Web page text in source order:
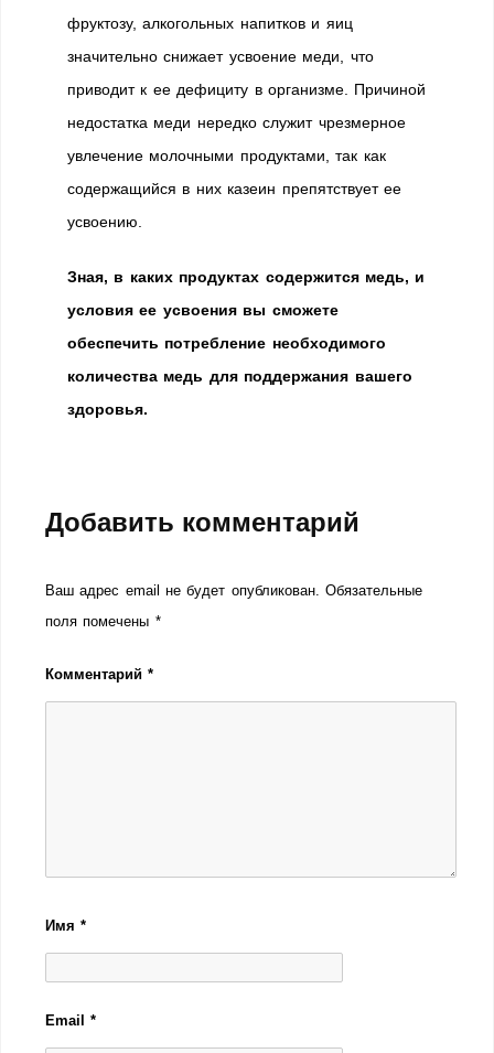
фруктозу, алкогольных напитков и яиц
значительно снижает усвоение меди, что
приводит к ее дефициту в организме. Причиной
недостатка меди нередко служит чрезмерное
увлечение молочными продуктами, так как
содержащийся в них казеин препятствует ее
усвоению.
Зная, в каких продуктах содержится медь, и
условия ее усвоения вы сможете
обеспечить потребление необходимого
количества медь для поддержания вашего
здоровья.
Добавить комментарий
Ваш адрес email не будет опубликован. Обязательные
поля помечены *
Комментарий*
Имя*
Email*